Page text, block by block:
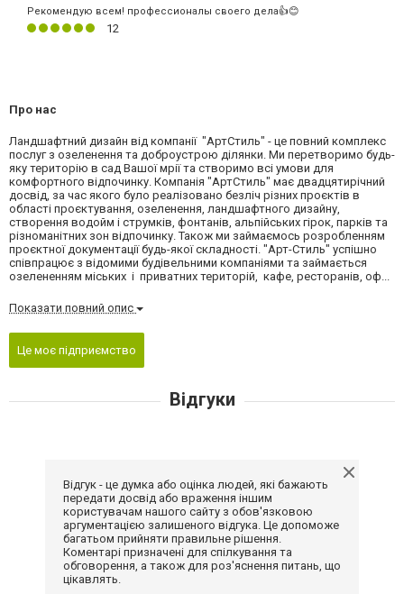
Рекомендую всем! профессионалы своего дела👍😊
12
Про нас
Ландшафтний дизайн від компанії "АртСтиль" - це повний комплекс
послуг з озеленення та доброустрою ділянки. Ми перетворимо будь-
яку територію в сад Вашої мрії та створимо всі умови для
комфортного відпочинку. Компанія "АртСтиль" має двадцятирічний
досвід, за час якого було реалізовано безліч різних проєктів в
області проєктування, озеленення, ландшафтного дизайну,
створення водойм і струмків, фонтанів, альпійських гірок, парків та
різноманітних зон відпочинку. Також ми займаємось розробленням
проєктної документації будь-якої складності. "Арт-Стиль" успішно
співпрацює з відомими будівельними компаніями та займається
озелененням міських і приватних територій, кафе, ресторанів, оф...
Показати повний опис
Це моє підприємство
Відгуки
Відгук - це думка або оцінка людей, які бажають
передати досвід або враження іншим
користувачам нашого сайту з обов'язковою
аргументацією залишеного відгука. Це допоможе
багатьом прийняти правильне рішення.
Коментарі призначені для спілкування та
обговорення, а також для роз'яснення питань, що
цікавлять.